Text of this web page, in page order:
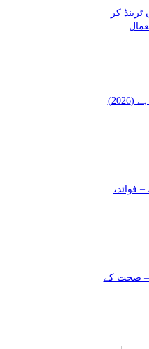
کر
گلاسگو میں جنسنگ کیوں ٹرینڈ کر رہی ہے (2026)
فوائد،
– صحت کے